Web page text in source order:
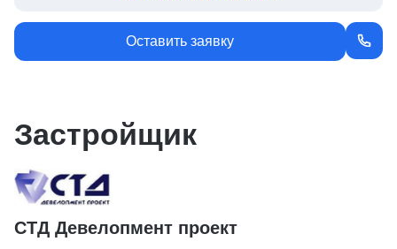
Оставить заявку
Застройщик
СТД Девелопмент проект